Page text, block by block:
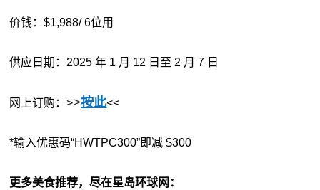
价钱：$1,988/ 6位用
供应日期：2025 年 1 月 12 日至 2 月 7 日
网上订购：>>按此<<
*输入优惠码“HWTPC300”即减 $300
更多美食推荐，尽在星岛环球网：